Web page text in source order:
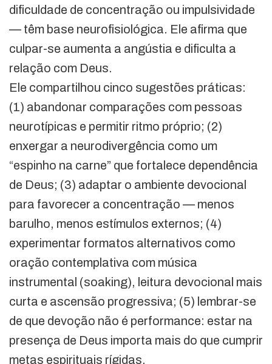
dificuldade de concentração ou impulsividade
— têm base neurofisiológica. Ele afirma que
culpar-se aumenta a angústia e dificulta a
relação com Deus.
Ele compartilhou cinco sugestões práticas:
(1) abandonar comparações com pessoas
neurotípicas e permitir ritmo próprio; (2)
enxergar a neurodivergência como um
“espinho na carne” que fortalece dependência
de Deus; (3) adaptar o ambiente devocional
para favorecer a concentração — menos
barulho, menos estímulos externos; (4)
experimentar formatos alternativos como
oração contemplativa com música
instrumental (soaking), leitura devocional mais
curta e ascensão progressiva; (5) lembrar-se
de que devoção não é performance: estar na
presença de Deus importa mais do que cumprir
metas espirituais rígidas.